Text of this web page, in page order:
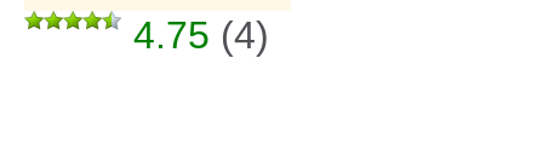
4.75 (4)